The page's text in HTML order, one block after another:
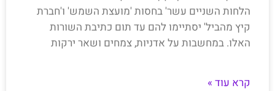
הלחות השניים עשר' בחסות 'מועצת השמש' ו'חברת
קיץ מהביל' יסתיימו להם עד תום כתיבת השורות
האלו. במחשבות על אדניות, צמחים ושאר ירקות
קרא עוד »